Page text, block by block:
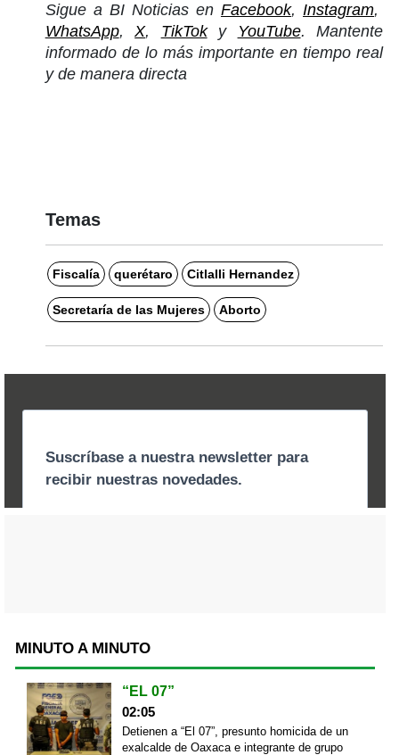
Sigue a BI Noticias en Facebook, Instagram,
WhatsApp,X, TikToky YouTube. Mantente
informado de lo más importante en tiempo real
y de manera directa
Temas
Fiscalía querétaro Citlalli Hernandez
Secretaría de las Mujeres Aborto
MINUTO A MINUTO
“EL 07”
02:05
Detienen a “El 07”, presunto homicida de un
exalcalde de Oaxaca e integrante de grupo